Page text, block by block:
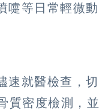
嚏等日常輕微動
速就醫檢查，切
質密度檢測，並